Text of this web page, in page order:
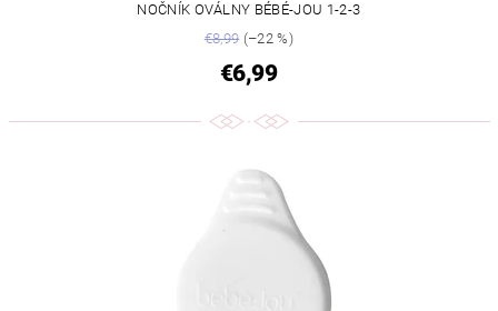
NOČNÍK OVÁLNY BÉBÉ-JOU 1-2-3
€8,99(–22 %)
€6,99